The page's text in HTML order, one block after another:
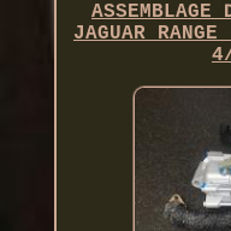
ASSEMBLAGE
JAGUAR RANGE